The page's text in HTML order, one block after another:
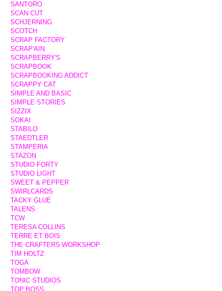
SANTORO
SCAN CUT
SCHJERNING
SCOTCH
SCRAP FACTORY
SCRAP'AIN
SCRAPBERRY'S
SCRAPBOOK
SCRAPBOOKING ADDICT
SCRAPPY CAT
SIMPLE AND BASIC
SIMPLE STORIES
SIZZIX
SOKAI
STABILO
STAEDTLER
STAMPERIA
STAZON
STUDIO FORTY
STUDIO LIGHT
SWEET & PEPPER
SWIRLCARDS
TACKY GLUE
TALENS
TCW
TERESA COLLINS
TERRE ET BOIS
THE CRAFTERS WORKSHOP
TIM HOLTZ
TOGA
TOMBOW
TONIC STUDIOS
TOP BOSS